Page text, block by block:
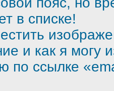
в списке!
и как я могу
по ссылке